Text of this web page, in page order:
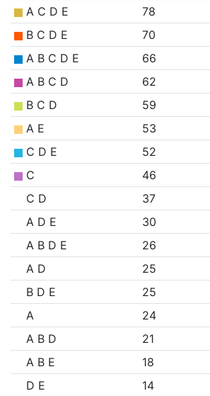
A C D E
78
B C D E
70
A B C D E
66
A B C D
62
B C D
59
A E
53
C D E
52
C
46
C D
37
A D E
30
A B D E
26
A D
25
B D E
25
A
24
A B D
21
A B E
18
D E
14